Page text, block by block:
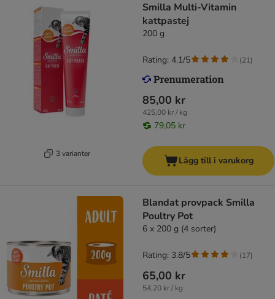
3 varianter
Smilla Multi-Vitamin
kattpastej
200 g
85,00 kr
425,00 kr / kg
79,05 kr
Rating: 4.1/5 (21)
Lägg till i varukorg
Blandat provpack Smilla
Poultry Pot
6 x 200 g (4 sorter)
65,00 kr
54,20 kr / kg
Rating: 3.8/5 (17)